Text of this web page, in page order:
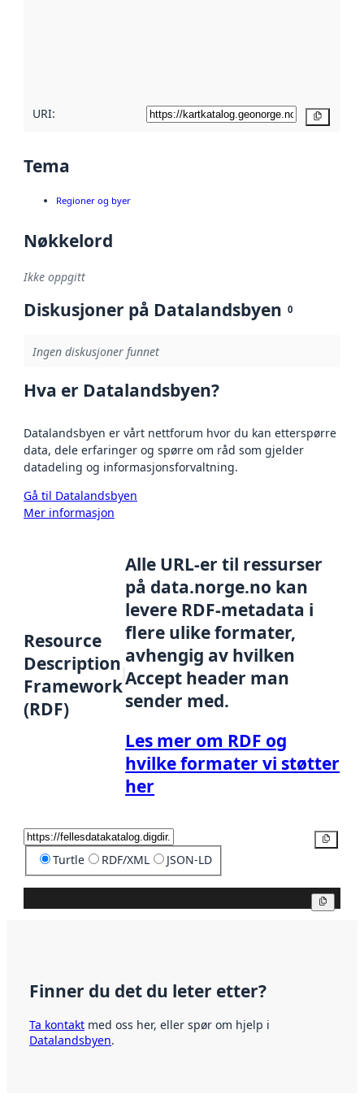
URI:
Tema
Regioner og byer
Nøkkelord
Ikke oppgitt
Diskusjoner på Datalandsbyen 0
Ingen diskusjoner funnet
Hva er Datalandsbyen?
Datalandsbyen er vårt nettforum hvor du kan etterspørre
data, dele erfaringer og spørre om råd som gjelder
datadeling og informasjonsforvaltning.
Gå til Datalandsbyen
Mer informasjon
Resource
Description
Framework
(RDF)
Alle URL-er til ressurser
på data.norge.no kan
levere RDF-metadata i
flere ulike formater,
avhengig av hvilken
Accept header man
sender med.
Les mer om RDF og
hvilke formater vi støtter
her
Turtle RDF/XML JSON-LD
Finner du det du leter etter?
Ta kontakt med oss her, eller spør om hjelp i
Datalandsbyen.